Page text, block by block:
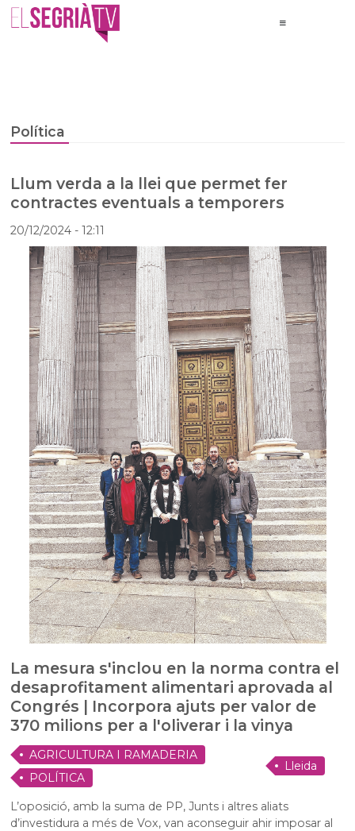
Política
Llum verda a la llei que permet fer
contractes eventuals a temporers
20/12/2024- 12:11
La mesura s'inclou en la norma contra el
desaprofitament alimentari aprovada al
Congrés | Incorpora ajuts per valor de
370 milions per a l'oliverar i la vinya
AGRICULTURA I RAMADERIA
POLÍTICA
Lleida
L’oposició, amb la suma de PP, Junts i altres aliats
d’investidura a més de Vox, van aconseguir ahir imposar al